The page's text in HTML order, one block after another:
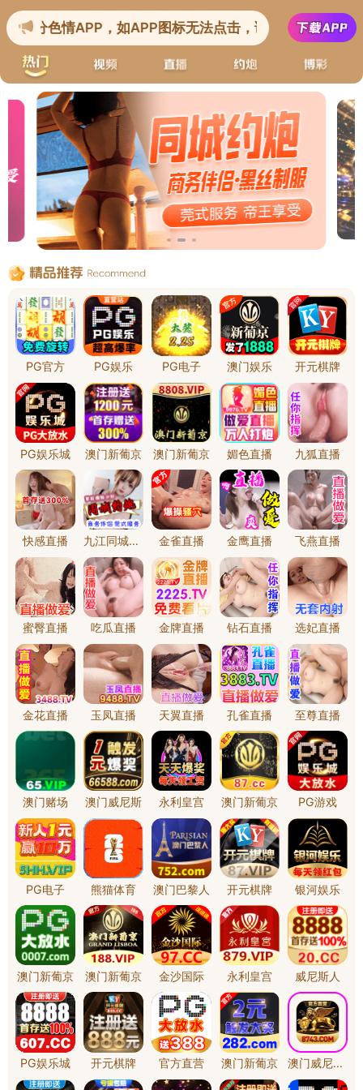
关于环宇
工程实例
基础设施类
旅游主题公园类
代表性共建类
代表性安居类
水利项目类
联系我们
全国咨询热线
0519-86310937
地址： 常州市武进区武宜中
路1号天豪大厦3号楼8楼
基础设施类